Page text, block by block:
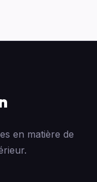
en matière de